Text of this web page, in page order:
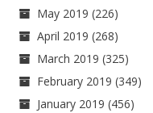
May 2019 (226)
April 2019 (268)
March 2019 (325)
February 2019 (349)
January 2019 (456)